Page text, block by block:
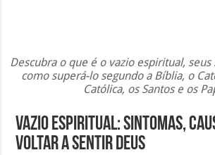
Descubra o que é o vazio espiritual, seus
como superá-lo segundo a Bíblia, o
Católica, os Santos e os
Vazio Espiritual: Sintomas,
Voltar a Sentir Deus